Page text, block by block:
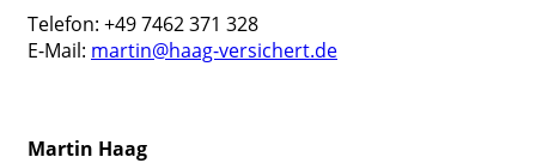
Telefon: +49 7462 371 328
E-Mail: martin@haag-versichert.de
Martin Haag